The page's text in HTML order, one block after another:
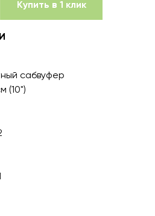
Купить в 1 клик
сабвуфер
(10")